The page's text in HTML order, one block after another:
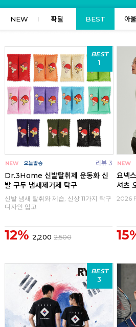
NEW 확딜 BEST 아
BEST
1
리뷰 3
Dr.3Home 신발탈취제 운동화 신
발 구두 냄새제거제 탁구
신발 냄새 탈취와 제습, 신상 11가지 탁구
디자인 입고
12% 2,200 2,500
요넥
셔츠
2026
BEST
3